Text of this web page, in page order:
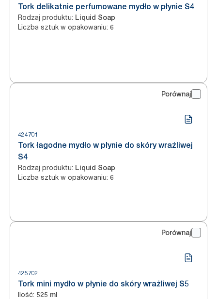
Tork delikatnie perfumowane mydło w płynie S4
Rodzaj produktu: Liquid Soap
Liczba sztuk w opakowaniu: 6
Porównaj
424701
Tork łagodne mydło w płynie do skóry wrażliwej
S4
Rodzaj produktu: Liquid Soap
Liczba sztuk w opakowaniu: 6
Porównaj
425702
Tork mini mydło w płynie do skóry wrażliwej S5
Ilość: 525 ml